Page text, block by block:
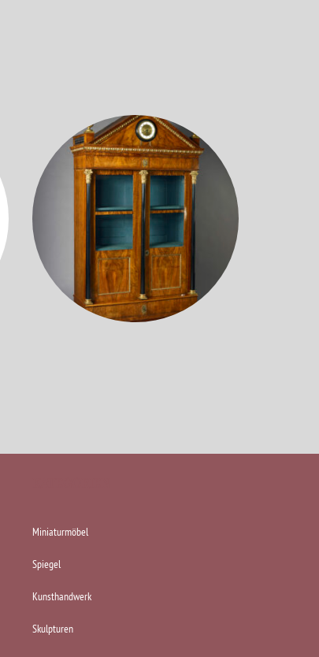
Miniaturmöbel
Spiegel
Kunsthandwerk
Skulpturen